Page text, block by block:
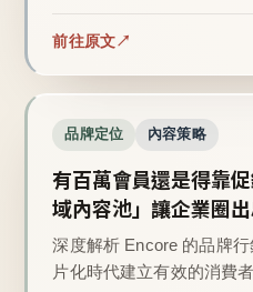
前往原文
品牌定位 內容策略
有百萬會員還是得靠
域內容池」讓企業圈
深度解析 Encore 的品牌
片化時代建立有效的消費者